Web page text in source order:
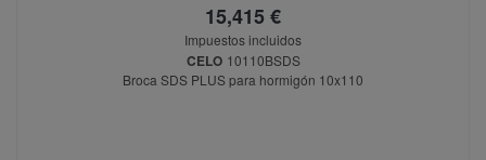
15,415 €
Impuestos incluidos
CELO 10110BSDS
Broca SDS PLUS para hormigón 10x110